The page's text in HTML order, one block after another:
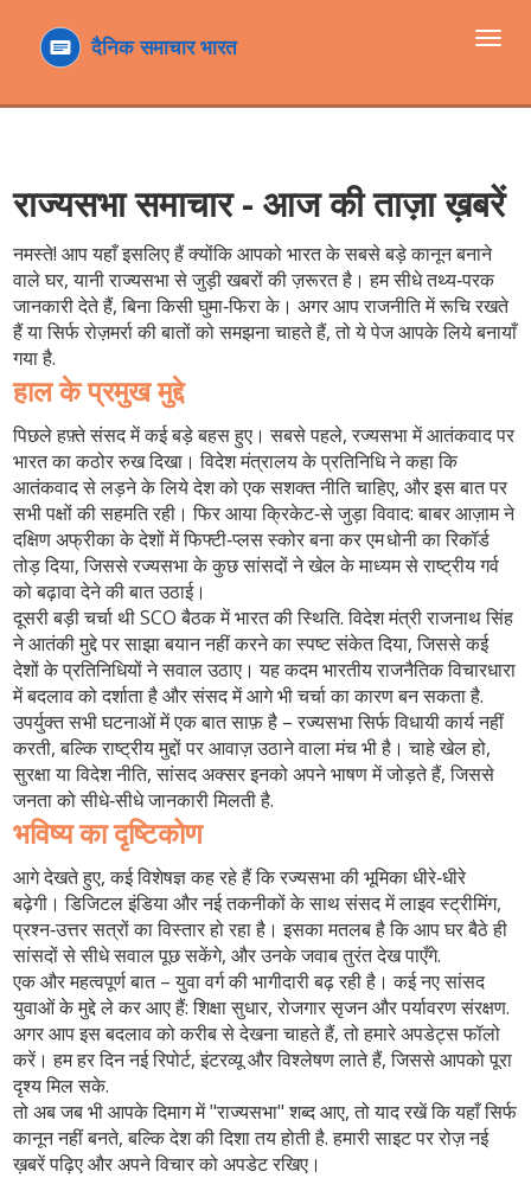
टॉगल
राज्यसभा समाचार - आज की ताज़ा ख़बरें
नमस्ते! आप यहाँ इसलिए हैं क्योंकि आपको भारत के सबसे बड़े कानून बनाने
वाले घर, यानी राज्यसभा से जुड़ी खबरों की ज़रूरत है। हम सीधे तथ्य‑परक
जानकारी देते हैं, बिना किसी घुमा‑फिरा के। अगर आप राजनीति में रूचि रखते
हैं या सिर्फ रोज़मर्रा की बातों को समझना चाहते हैं, तो ये पेज आपके लिये बनायाँ
गया है.
हाल के प्रमुख मुद्दे
पिछले हफ़्ते संसद में कई बड़े बहस हुए। सबसे पहले, रज्यसभा मेंआतंकवाद पर
भारत का कठोर रुखदिखा। विदेश मंत्रालय के प्रतिनिधि ने कहा कि
आतंकवाद से लड़ने के लिये देश को एक सशक्त नीति चाहिए, और इस बात पर
सभी पक्षों की सहमति रही। फिर आया क्रिकेट‑से जुड़ा विवाद: बाबर आज़ाम ने
दक्षिण अफ्रीका के देशों में फिफ्टी‑प्लस स्कोर बना कर एम धोनी का रिकॉर्ड
तोड़ दिया, जिससे रज्यसभा के कुछ सांसदों ने खेल के माध्यम से राष्ट्रीय गर्व
को बढ़ावा देने की बात उठाई।
दूसरी बड़ी चर्चा थीSCO बैठक में भारत की स्थिति. विदेश मंत्री राजनाथ सिंह
ने आतंकी मुद्दे पर साझा बयान नहीं करने का स्पष्ट संकेत दिया, जिससे कई
देशों के प्रतिनिधियों ने सवाल उठाए। यह कदम भारतीय राजनैतिक विचारधारा
में बदलाव को दर्शाता है और संसद में आगे भी चर्चा का कारण बन सकता है.
उपर्युक्त सभी घटनाओं में एक बात साफ़ है – रज्यसभा सिर्फ विधायी कार्य नहीं
करती, बल्कि राष्ट्रीय मुद्दों पर आवाज़ उठाने वाला मंच भी है। चाहे खेल हो,
सुरक्षा या विदेश नीति, सांसद अक्सर इनको अपने भाषण में जोड़ते हैं, जिससे
जनता को सीधे‑सीधे जानकारी मिलती है.
भविष्य का दृष्टिकोण
आगे देखते हुए, कई विशेषज्ञ कह रहे हैं कि रज्यसभा की भूमिका धीरे‑धीरे
बढ़ेगी। डिजिटल इंडिया और नई तकनीकों के साथ संसद में लाइव स्ट्रीमिंग,
प्रश्न‑उत्तर सत्रों का विस्तार हो रहा है। इसका मतलब है कि आप घर बैठे ही
सांसदों से सीधे सवाल पूछ सकेंगे, और उनके जवाब तुरंत देख पाएँगे.
एक और महत्वपूर्ण बात – युवा वर्ग की भागीदारी बढ़ रही है। कई नए सांसद
युवाओं के मुद्दे ले कर आए हैं: शिक्षा सुधार, रोजगार सृजन और पर्यावरण संरक्षण.
अगर आप इस बदलाव को करीब से देखना चाहते हैं, तो हमारे अपडेट्स फॉलो
करें। हम हर दिन नई रिपोर्ट, इंटरव्यू और विश्लेषण लाते हैं, जिससे आपको पूरा
दृश्य मिल सके.
तो अब जब भी आपके दिमाग में "राज्यसभा" शब्द आए, तो याद रखें कि यहाँ सिर्फ
कानून नहीं बनते, बल्कि देश की दिशा तय होती है. हमारी साइट पर रोज़ नई
ख़बरें पढ़िए और अपने विचार को अपडेट रखिए।